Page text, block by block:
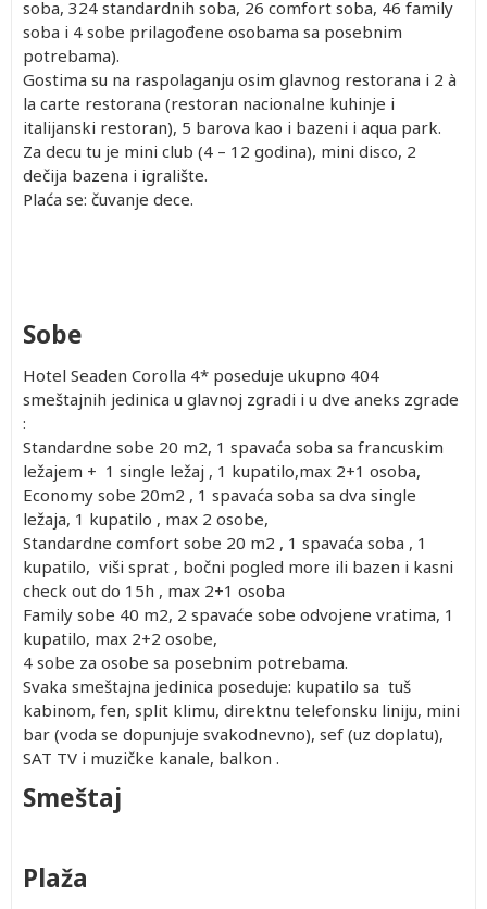
soba, 324 standardnih soba, 26 comfort soba, 46 family
soba i 4 sobe prilagođene osobama sa posebnim
potrebama).
Gostima su na raspolaganju osim glavnog restorana i 2 à
la carte restorana (restoran nacionalne kuhinje i
italijanski restoran), 5 barova kao i bazeni i aqua park.
Za decu tu je mini club (4 – 12 godina), mini disco, 2
dečija bazena i igralište.
Plaća se: čuvanje dece.
Sobe
Hotel Seaden Corolla 4* poseduje ukupno 404
smeštajnih jedinica u glavnoj zgradi i u dve aneks zgrade
:
Standardne sobe 20 m2, 1 spavaća soba sa francuskim
ležajem + 1 single ležaj , 1 kupatilo,max 2+1 osoba,
Economy sobe 20m2 , 1 spavaća soba sa dva single
ležaja, 1 kupatilo , max 2 osobe,
Standardne comfort sobe 20 m2 , 1 spavaća soba , 1
kupatilo, viši sprat , bočni pogled more ili bazen i kasni
check out do 15h , max 2+1 osoba
Family sobe 40 m2, 2 spavaće sobe odvojene vratima, 1
kupatilo, max 2+2 osobe,
4 sobe za osobe sa posebnim potrebama.
Svaka smeštajna jedinica poseduje: kupatilo sa tuš
kabinom, fen, split klimu, direktnu telefonsku liniju, mini
bar (voda se dopunjuje svakodnevno), sef (uz doplatu),
SAT TV i muzičke kanale, balkon .
Smeštaj
Plaža